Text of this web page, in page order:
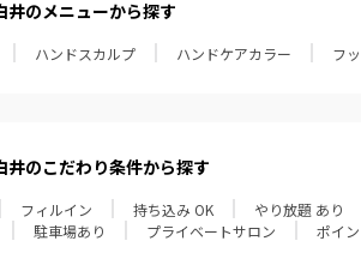
井のメニューから探す
ハンドスカルプ ハンドケアカラー フ
井のこだわり条件から探す
フィルイン 持ち込み OK やり放題 あり
駐車場あり プライベートサロン ポイ